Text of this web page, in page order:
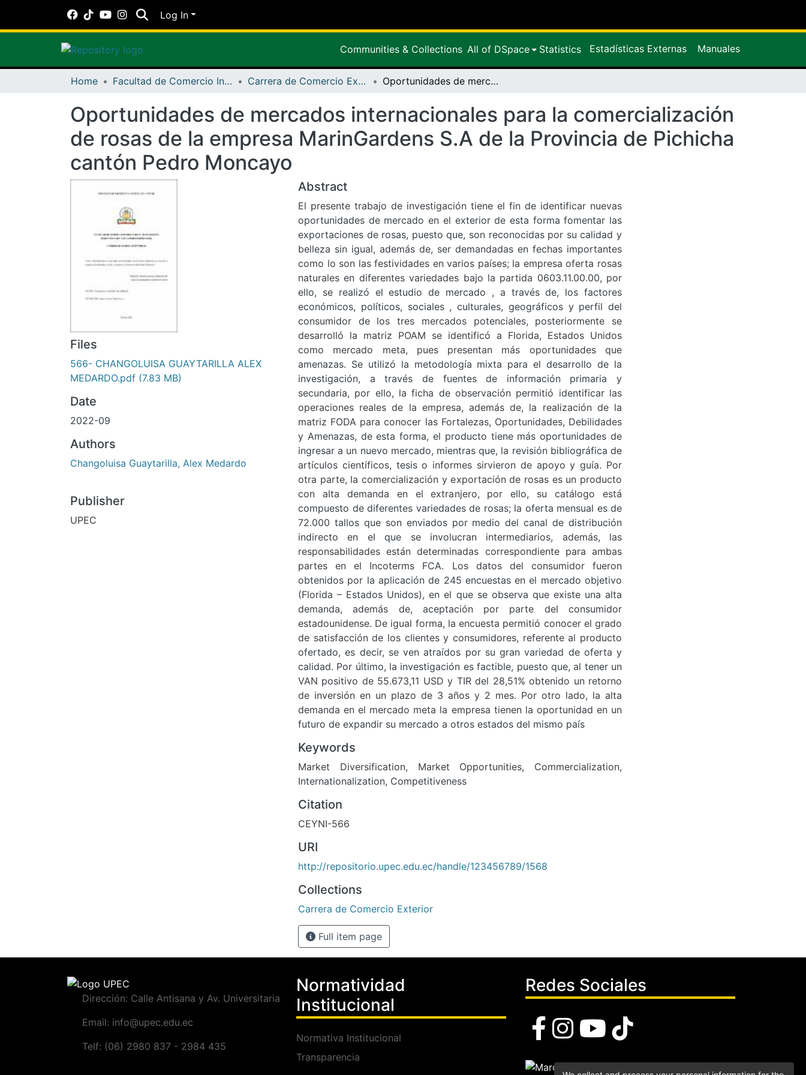
Log In
Communities & Collections All of DSpace Statistics Estadísticas Externas Manuales
Home Facultad de Comercio Internacional, Integración, Administración y Economía Empresarial Carrera de Comercio Exterior Oportunidades de mercados internacionales para la comercialización de rosas de la empresa MarinGardens S.A de la Provincia de Pichicha cantón Pedro Moncayo
Oportunidades de mercados internacionales para la comercialización
de rosas de la empresa MarinGardens S.A de la Provincia de Pichicha
cantón Pedro Moncayo
Files
566- CHANGOLUISA GUAYTARILLA ALEX
MEDARDO.pdf (7.83 MB)
Date
2022-09
Authors
Changoluisa Guaytarilla, Alex Medardo
Publisher
UPEC
Abstract
El presente trabajo de investigación tiene el fin de identificar nuevas
oportunidades de mercado en el exterior de esta forma fomentar las
exportaciones de rosas, puesto que, son reconocidas por su calidad y
belleza sin igual, además de, ser demandadas en fechas importantes
como lo son las festividades en varios países; la empresa oferta rosas
naturales en diferentes variedades bajo la partida 0603.11.00.00, por
ello, se realizó el estudio de mercado , a través de, los factores
económicos, políticos, sociales , culturales, geográficos y perfil del
consumidor de los tres mercados potenciales, posteriormente se
desarrolló la matriz POAM se identificó a Florida, Estados Unidos
como mercado meta, pues presentan más oportunidades que
amenazas. Se utilizó la metodología mixta para el desarrollo de la
investigación, a través de fuentes de información primaria y
secundaria, por ello, la ficha de observación permitió identificar las
operaciones reales de la empresa, además de, la realización de la
matriz FODA para conocer las Fortalezas, Oportunidades, Debilidades
y Amenazas, de esta forma, el producto tiene más oportunidades de
ingresar a un nuevo mercado, mientras que, la revisión bibliográfica de
artículos científicos, tesis o informes sirvieron de apoyo y guía. Por
otra parte, la comercialización y exportación de rosas es un producto
con alta demanda en el extranjero, por ello, su catálogo está
compuesto de diferentes variedades de rosas; la oferta mensual es de
72.000 tallos que son enviados por medio del canal de distribución
indirecto en el que se involucran intermediarios, además, las
responsabilidades están determinadas correspondiente para ambas
partes en el Incoterms FCA. Los datos del consumidor fueron
obtenidos por la aplicación de 245 encuestas en el mercado objetivo
(Florida – Estados Unidos), en el que se observa que existe una alta
demanda, además de, aceptación por parte del consumidor
estadounidense. De igual forma, la encuesta permitió conocer el grado
de satisfacción de los clientes y consumidores, referente al producto
ofertado, es decir, se ven atraídos por su gran variedad de oferta y
calidad. Por último, la investigación es factible, puesto que, al tener un
VAN positivo de 55.673,11 USD y TIR del 28,51% obtenido un retorno
de inversión en un plazo de 3 años y 2 mes. Por otro lado, la alta
demanda en el mercado meta la empresa tienen la oportunidad en un
futuro de expandir su mercado a otros estados del mismo país
Keywords
Market Diversification, Market Opportunities, Commercialization,
Internationalization, Competitiveness
Citation
CEYNI-566
URI
http://repositorio.upec.edu.ec/handle/123456789/1568
Collections
Carrera de Comercio Exterior
Full item page
Dirección: Calle Antisana y Av. Universitaria
Email: info@upec.edu.ec
Telf: (06) 2980 837 - 2984 435
Normatividad
Institucional
Normativa Institucional
Transparencia
Redes Sociales